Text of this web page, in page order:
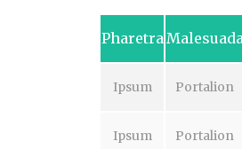
Pharetra
Ipsum Portalion
Ipsum Portalion